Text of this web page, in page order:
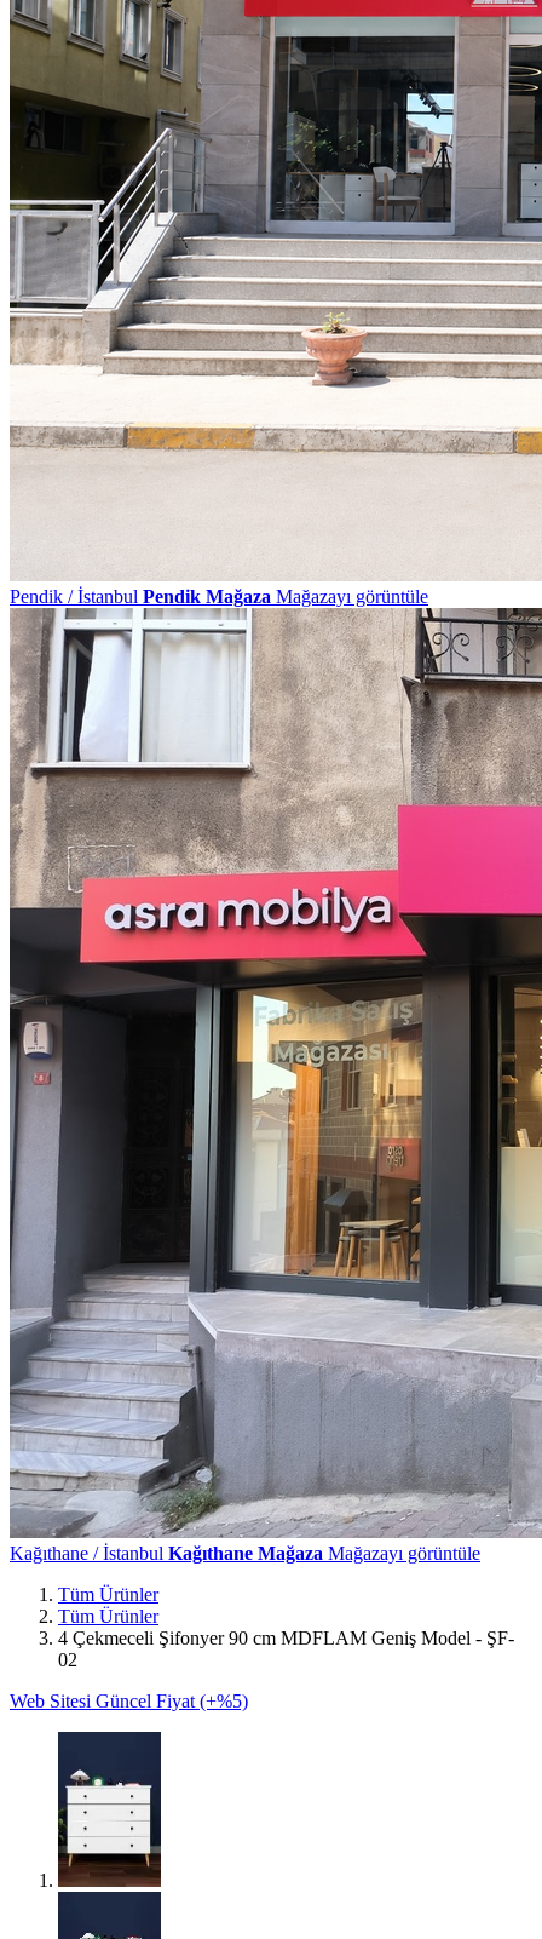
Pendik / İstanbul Pendik Mağaza Mağazayı görüntüle
Kağıthane / İstanbul Kağıthane Mağaza Mağazayı görüntüle
Tüm Ürünler
Tüm Ürünler
4 Çekmeceli Şifonyer 90 cm MDFLAM Geniş Model - ŞF-
02
Web Sitesi Güncel Fiyat (+%5)